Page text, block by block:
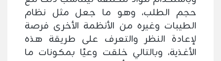
حجم الطلب، وهو ما جعل مثل نظام
الطيبات وغيره من الأنظمة الأخرى فرصة
لإعادة النظر والتعرف على طريقة هذه
الأغذية، وبالتالي خلقت وعيًا بمكونات ما